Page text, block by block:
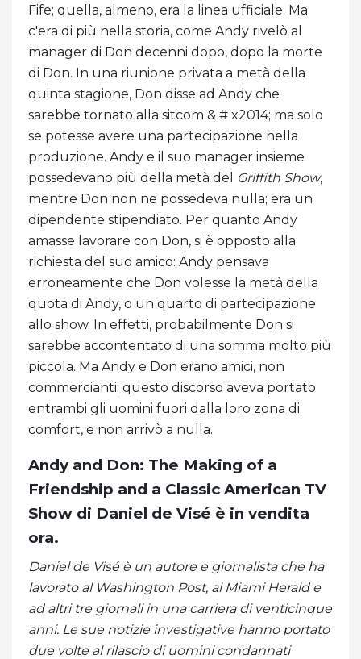
Fife; quella, almeno, era la linea ufficiale. Ma
c'era di più nella storia, come Andy rivelò al
manager di Don decenni dopo, dopo la morte
di Don. In una riunione privata a metà della
quinta stagione, Don disse ad Andy che
sarebbe tornato alla sitcom & # x2014; ma solo
se potesse avere una partecipazione nella
produzione. Andy e il suo manager insieme
possedevano più della metà del
Griffith Show,
mentre Don non ne possedeva nulla; era un
dipendente stipendiato. Per quanto Andy
amasse lavorare con Don, si è opposto alla
richiesta del suo amico: Andy pensava
erroneamente che Don volesse la metà della
quota di Andy, o un quarto di partecipazione
allo show. In effetti, probabilmente Don si
sarebbe accontentato di una somma molto più
piccola. Ma Andy e Don erano amici, non
commercianti; questo discorso aveva portato
entrambi gli uomini fuori dalla loro zona di
comfort, e non arrivò a nulla.
Andy and Don: The Making of a
Friendship and a Classic American TV
Show di Daniel de Visé è in vendita
ora.
Daniel de Visé è un autore e giornalista che ha
lavorato al Washington Post, al Miami Herald e
ad altri tre giornali in una carriera di venticinque
anni. Le sue notizie investigative hanno portato
due volte al rilascio di uomini condannati